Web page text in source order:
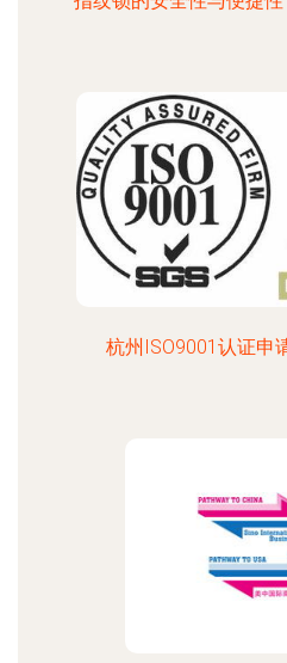
杭州ISO9001认证申